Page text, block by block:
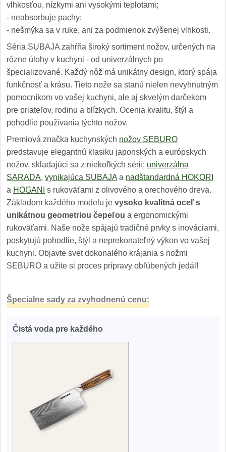
vlhkosťou, nízkymi ani vysokými teplotami;
- neabsorbuje pachy;
- nešmýka sa v ruke, ani za podmienok zvýšenej vlhkosti.
Séria SUBAJA zahŕňa široký sortiment nožov, určených na
rôzne úlohy v kuchyni - od univerzálnych po
špecializované. Každý nôž má unikátny design, ktorý spája
funkčnosť a krásu. Tieto nože sa stanú nielen nevyhnutným
pomocníkom vo vašej kuchyni, ale aj skvelým darčekom
pre priateľov, rodinu a blízkych. Ocenia kvalitu, štýl a
pohodlie používania týchto nožov.
Premiová značka kuchynských nožov SEBURO
predstavuje elegantnú klasiku japonských a európskych
nožov, skladajúci sa z niekoľkých sérií: univerzálna
SARADA, vynikajúca SUBAJA a nadštandardná HOKORI
a HOGANI
s rukoväťami z olivového a orechového dreva.
Základom každého modelu je vysoko kvalitná oceľ s
unikátnou geometriou čepeľou a ergonomickými
rukoväťami. Naše nože spájajú tradičné prvky s inováciami,
poskytujú pohodlie, štýl a neprekonateľný výkon vo vašej
kuchyni. Objavte svet dokonalého krájania s nožmi
SEBURO a užite si proces prípravy obľúbených jedál!
Špecialne sady za zvyhodnenú cenu:
Čistá voda pre každého